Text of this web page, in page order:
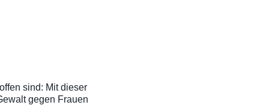
sind: Mit dieser
gegen Frauen